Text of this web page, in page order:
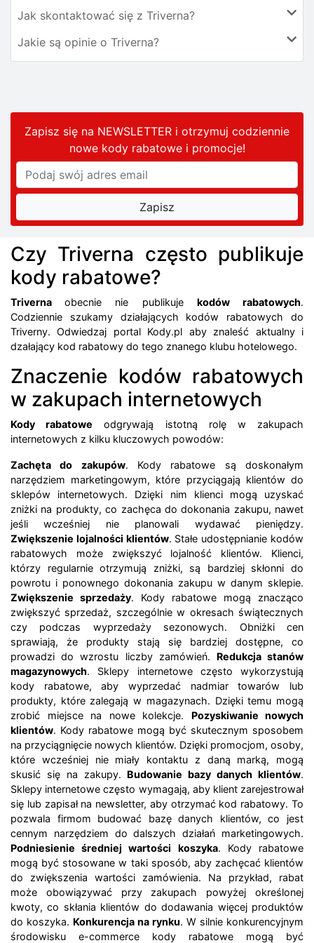
Jak skontaktować się z Triverna?
Jakie są opinie o Triverna?
Zapisz się na NEWSLETTER i otrzymuj codziennie
nowe kody rabatowei promocje!
Czy Triverna często publikuje
kody rabatowe?
Trivernaobecnie nie publikuje kodów rabatowych.
Codziennie szukamy działających kodów rabatowych do
Triverny. Odwiedzaj portal Kody.pl aby znaleść aktualny i
dzałający kod rabatowy do tego znanego klubu hotelowego.
Znaczenie kodów rabatowych
w zakupach internetowych
Kody rabatowe odgrywają istotną rolę w zakupach
internetowych z kilku kluczowych powodów:
Zachęta do zakupów. Kody rabatowe są doskonałym
narzędziem marketingowym, które przyciągają klientów do
sklepów internetowych. Dzięki nim klienci mogą uzyskać
zniżki na produkty, co zachęca do dokonania zakupu, nawet
jeśli wcześniej nie planowali wydawać pieniędzy.
Zwiększenie lojalności klientów. Stałe udostępnianie kodów
rabatowych może zwiększyć lojalność klientów. Klienci,
którzy regularnie otrzymują zniżki, są bardziej skłonni do
powrotu i ponownego dokonania zakupu w danym sklepie.
Zwiększenie sprzedaży. Kody rabatowe mogą znacząco
zwiększyć sprzedaż, szczególnie w okresach świątecznych
czy podczas wyprzedaży sezonowych. Obniżki cen
sprawiają, że produkty stają się bardziej dostępne, co
prowadzi do wzrostu liczby zamówień. Redukcja stanów
magazynowych. Sklepy internetowe często wykorzystują
kody rabatowe, aby wyprzedać nadmiar towarów lub
produkty, które zalegają w magazynach. Dzięki temu mogą
zrobić miejsce na nowe kolekcje. Pozyskiwanie nowych
klientów. Kody rabatowe mogą być skutecznym sposobem
na przyciągnięcie nowych klientów. Dzięki promocjom, osoby,
które wcześniej nie miały kontaktu z daną marką, mogą
skusić się na zakupy. Budowanie bazy danych klientów.
Sklepy internetowe często wymagają, aby klient zarejestrował
się lub zapisał na newsletter, aby otrzymać kod rabatowy. To
pozwala firmom budować bazę danych klientów, co jest
cennym narzędziem do dalszych działań marketingowych.
Podniesienie średniej wartości koszyka. Kody rabatowe
mogą być stosowane w taki sposób, aby zachęcać klientów
do zwiększenia wartości zamówienia. Na przykład, rabat
może obowiązywać przy zakupach powyżej określonej
kwoty, co skłania klientów do dodawania więcej produktów
do koszyka. Konkurencja na rynku. W silnie konkurencyjnym
środowisku e-commerce kody rabatowe mogą być